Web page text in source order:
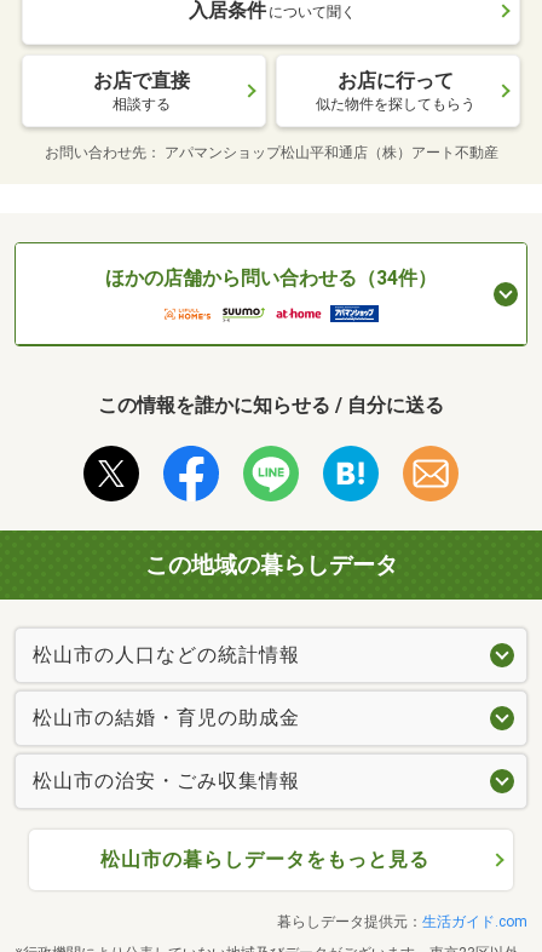
入居条件 について聞く
お店で直接
相談する
お店に行って
似た物件を探してもらう
お問い合わせ先 アパマンショップ松山平和通店（株）アート不動産
ほかの店舗から問い合わせる（34件）
この情報を誰かに知らせる / 自分に送る
この地域の暮らしデータ
松山市の人口などの統計情報
松山市の結婚・育児の助成金
松山市の治安・ごみ収集情報
松山市の暮らしデータをもっと見る
暮らしデータ提供元： 生活ガイド.com